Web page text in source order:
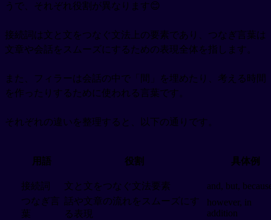
うで、それぞれ役割が異なります😊
接続詞は文と文をつなぐ文法上の要素であり、つなぎ言葉は
文章や会話をスムーズにするための表現全体を指します。
また、フィラーは会話の中で「間」を埋めたり、考える時間
を作ったりするために使われる言葉です。
それぞれの違いを整理すると、以下の通りです。
用語 役割 具体例
接続詞 文と文をつなぐ文法要素
and, but,
つなぎ言
葉
話や文章の流れをスムーズにす
る表現
however, in
addition